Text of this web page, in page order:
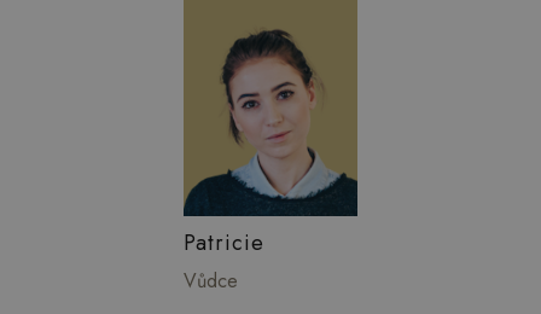
Patricie
Vůdce